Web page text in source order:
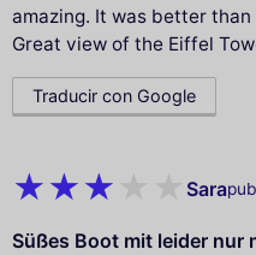
amazing. It was better
Great view of the Eiffel
Traducir con Google
Sara
Süßes Boot mit leider nur